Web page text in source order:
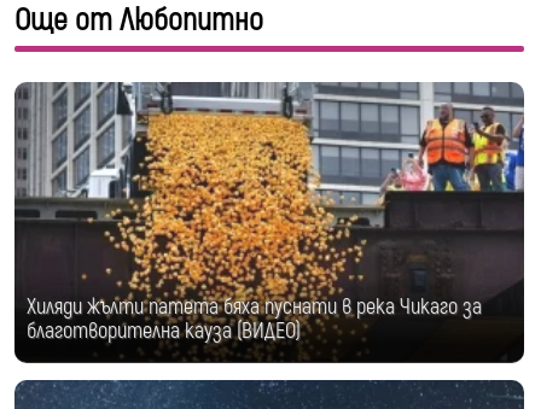
Още от Любопитно
Хиляди жълти патета бяха пуснати в река Чикаго за
благотворителна кауза (ВИДЕО)